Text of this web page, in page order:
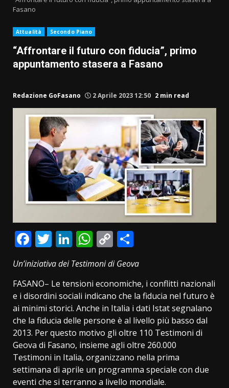
Fasano
Attualità Secondo Piano
“Affrontare il futuro con fiducia”, primo
appuntamento stasera a Fasano
Redazione GoFasano 2 Aprile 2023 12:50 2 min read
Facebook
Twitter
LinkedIn
WhatsApp
Copy
Link
Un’iniziativa dei Testimoni di Geova
FASANO– Le tensioni economiche, i conflitti nazionali
e i disordini sociali indicano che la fiducia nel futuro è
ai minimi storici. Anche in Italia i dati Istat segnalano
che la fiducia delle persone è al livello più basso dal
2013. Per questo motivo gli oltre 110 Testimoni di
Geova di Fasano, insieme agli oltre 260.000
Testimoni in Italia, organizzano nella prima
settimana di aprile un programma speciale con due
eventi che si terranno a livello mondiale.